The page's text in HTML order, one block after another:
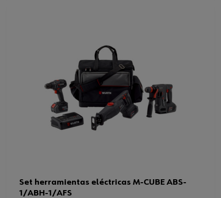
Set herramientas eléctricas M-CUBE ABS-
1/ABH-1/AFS